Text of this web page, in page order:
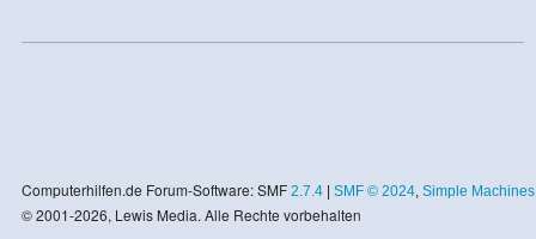
Computerhilfen.de Forum-Software: SMF 2.7.4| SMF © 2024, Simple Machines
© 2001-2026, Lewis Media. Alle Rechte vorbehalten